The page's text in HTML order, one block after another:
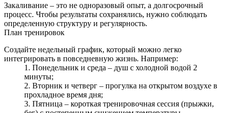
Закаливание – это не одноразовый опыт, а долгосрочный
процесс. Чтобы результаты сохранялись, нужно соблюдать
определенную структуру и регулярность.
План тренировок
Создайте недельный график, который можно легко
интегрировать в повседневную жизнь. Например:
Понедельник и среда – душ с холодной водой 2
минуты;
Вторник и четверг – прогулка на открытом воздухе в
прохладное время дня;
Пятница – короткая тренировочная сессия (прыжки,